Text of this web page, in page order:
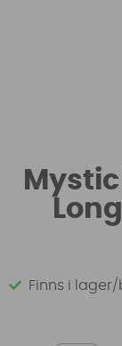
Finns i